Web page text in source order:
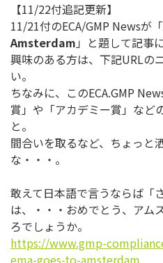
【11/22付追記更新】
11/21付のECA/GMP Newsが「
Amsterdam 」と題して記事
興味のある方は、下記URLの
い。
ちなみに、このECA.GMP
賞」や「アカデミー賞」など
と。
間合いを取るなど、ちょっと
な・・・。
敢えて日本語で言うならば「
は、・・ ・おめでとう、アム
ろでしょうか。
https://www.gmp-